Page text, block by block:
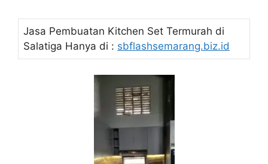
Jasa Pembuatan Kitchen Set Termurah di
Salatiga Hanya di : sbflashsemarang.biz.id